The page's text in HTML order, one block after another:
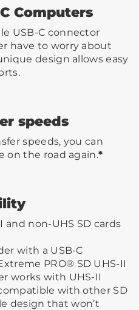
Computers
USB-C connector
have to worry about
design allows easy
speeds
speeds, you can
on the road again.*
and non-UHS SD cards
with a USB-C
PRO® SD UHS-II
works with UHS-II
with other SD
design that won’t